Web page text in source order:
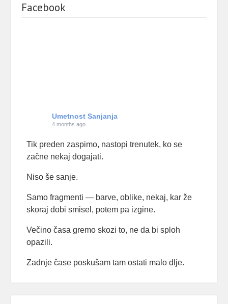
Facebook
Umetnost Sanjanja
4 months ago
Tik preden zaspimo, nastopi trenutek, ko se
začne nekaj dogajati.
Niso še sanje.
Samo fragmenti — barve, oblike, nekaj, kar že
skoraj dobi smisel, potem pa izgine.
Večino časa gremo skozi to, ne da bi sploh
opazili.
Zadnje čase poskušam tam ostati malo dlje.
Samo opazujem, kaj se pojavi — in kaj se zgodi,
če ne zaspim takoj.